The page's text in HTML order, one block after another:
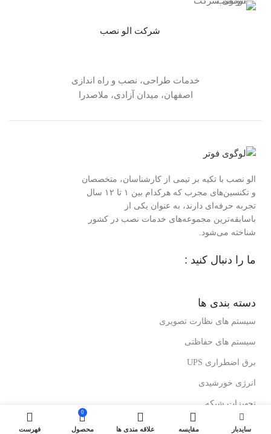
شرکت الو نصب
خدمات طراحی، نصب و راه اندازی
اصفهان، میدان آزادی، ملاصدرا
الو نصب با تکیه بر تیمی از کارشناسان، متخصصان
و تکنسین‌های مجرب که هرکدام بین ۱ تا ۱۲ سال
تجربه حرفه‌ای دارند، به عنوان یکی از
باسابقه‌ترین مجموعه‌های خدمات نصب در کشور
شناخته می‌شود.
ما را دنبال کنید :
دسته بندی ها
سیستم های نظارت تصویری
سیستم های حفاظتی
برق اضطراری UPS
انرژی خورشیدی
تجهیزات شبکه
سایدبار مقایسه علاقه مندی ها
0
محصول فهرست